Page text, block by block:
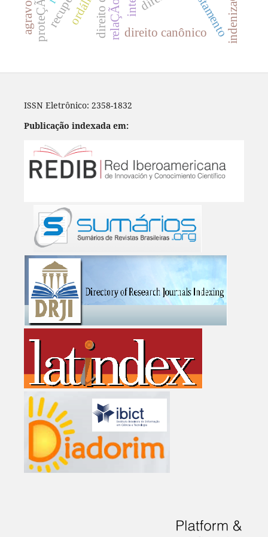
testamento
direito canônico
ISSN Eletrônico: 2358-1832
Publicação indexada em: